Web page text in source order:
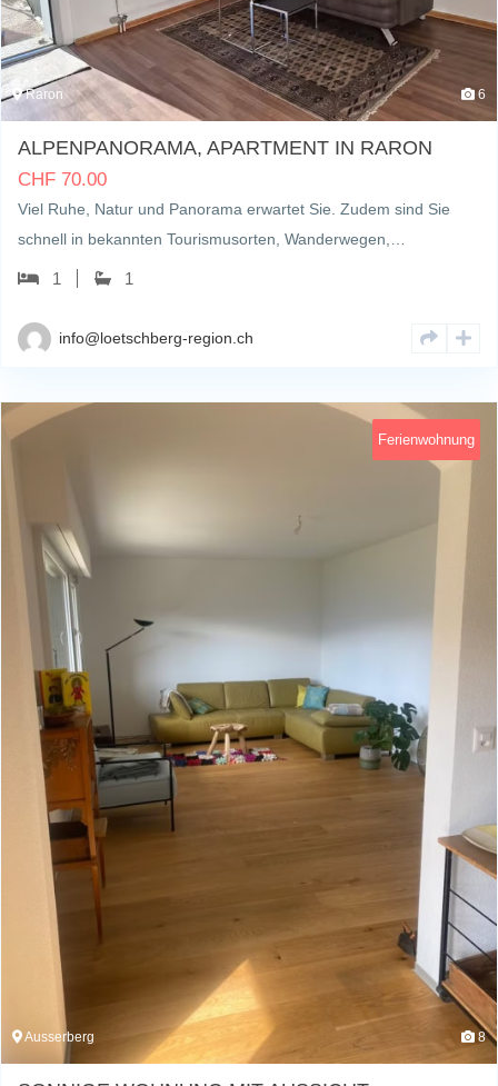
Raron 6
ALPENPANORAMA, APARTMENT IN RARON
CHF 70.00
Viel Ruhe, Natur und Panorama erwartet Sie. Zudem sind Sie
schnell in bekannten Tourismusorten, Wanderwegen,…
1 1
info@loetschberg-region.ch
Ferienwohnung
Ausserberg 8